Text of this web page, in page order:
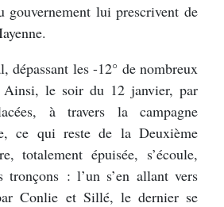
gouvernement lui prescrivent de
dépassant les -12° de nombreux
Ainsi, le soir du 12 janvier, par
à travers la campagne
ce qui reste de la Deuxième
totalement épuisée, s’écoule,
tronçons : l’un s’en allant vers
Conlie et Sillé, le dernier se